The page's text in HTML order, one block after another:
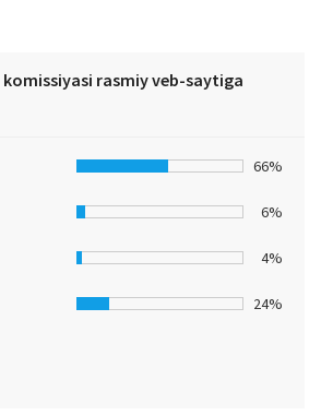
rasmiy veb-saytiga
66%
6%
4%
24%